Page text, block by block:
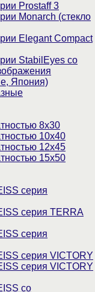
Prostaff 3
Monarch (стекло
Elegant Compact
StabilEyes со
Япония)
8х30
10х40
12х45
15х50
серия
серия TERRA
серия
серия VICTORY
серия VICTORY
со